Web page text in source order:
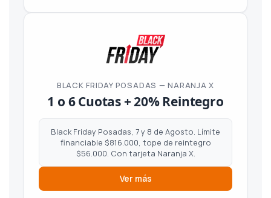
BLACK FRIDAY POSADAS — NARANJA X
1 o 6 Cuotas + 20% Reintegro
Black Friday Posadas, 7 y 8 de Agosto. Límite
financiable $816.000, tope de reintegro
$56.000. Con tarjeta Naranja X.
Ver más